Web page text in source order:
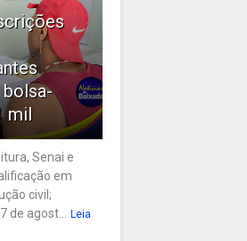
mil
Senai e
em
civil;
de agost... Leia